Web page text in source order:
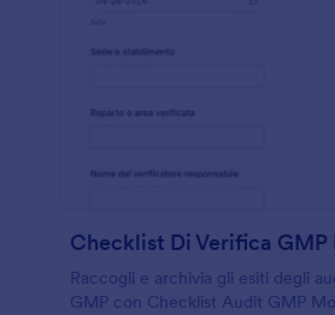
Checklist Di Verifica GMP
Raccogli e archivia gli esiti degli
GMP con Checklist Audit GMP